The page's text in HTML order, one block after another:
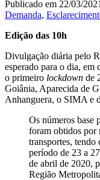
Publicado em 22/03/2021
Demanda,
Edição das 10h
Divulgação diária pelo
esperado para o dia, em
o primeiro lockdown de
Goiânia, Aparecida de
Anhanguera, o SIMA e
Os números base
foram obtidos por
transportes, tendo
período de 23 a
de abril de 2020,
Região